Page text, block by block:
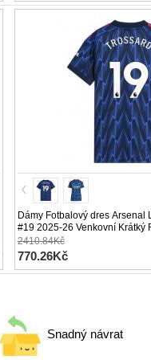
Dámy Fotbalový dres Arsenal
#19 2025-26 Venkovní Krátký
2410.84Kč
770.26Kč
Snadný návrat